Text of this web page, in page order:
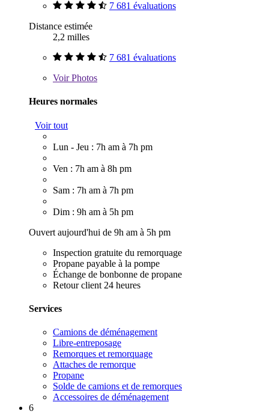
7 681 évaluations
Distance estimée
2,2 milles
7 681 évaluations
VoirPhotos
Heures normales
Voir tout
Lun - Jeu : 7h am à 7h pm
Ven : 7h am à 8h pm
Sam : 7h am à 7h pm
Dim : 9h am à 5h pm
Ouvert aujourd'hui de 9h am à 5h pm
Inspection gratuite du remorquage
Propane payable à la pompe
Échange de bonbonne de propane
Retour client 24 heures
Services
Camions de déménagement
Libre-entreposage
Remorques et remorquage
Attaches de remorque
Propane
Solde de camions et de remorques
Accessoires de déménagement
6